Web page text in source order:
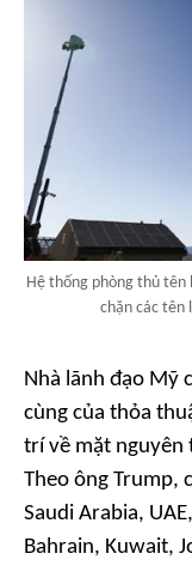
Hệ thống phòng thủ tên
chặn các tên
Nhà lãnh đạo Mỹ
cùng của thỏa
trí về mặt nguyên
Theo ông Trump,
Saudi Arabia,
Bahrain, Kuwait,